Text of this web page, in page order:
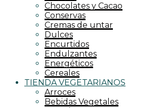
Chocolates y Cacao
Conservas
Cremas de untar
Dulces
Encurtidos
Endulzantes
Energéticos
Cereales
TIENDA VEGETARIANOS
Arroces
Bebidas Vegetales